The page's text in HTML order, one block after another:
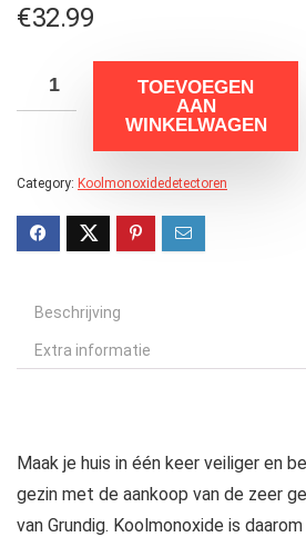
€32.99
TOEVOEGEN
AAN
WINKELWAGEN
Category: Koolmonoxidedetectoren
Beschrijving
Extra informatie
Maak je huis in één keer veiliger en
gezin met de aankoop van de zeer
van Grundig. Koolmonoxide is